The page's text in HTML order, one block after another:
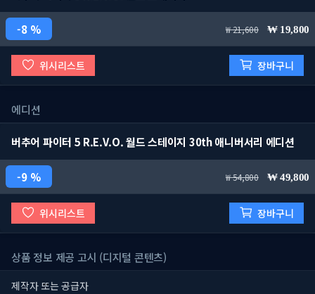
8 % 21,600 19,800
위시리스트 장바구니
에디션
버추어 파이터 5 R.E.V.O. 월드 스테이지 30th 애니버서리 에디션
9 % 54,800 49,800
위시리스트 장바구니
상품 정보 제공 고시 (디지털 콘텐츠)
제작자 또는 공급자